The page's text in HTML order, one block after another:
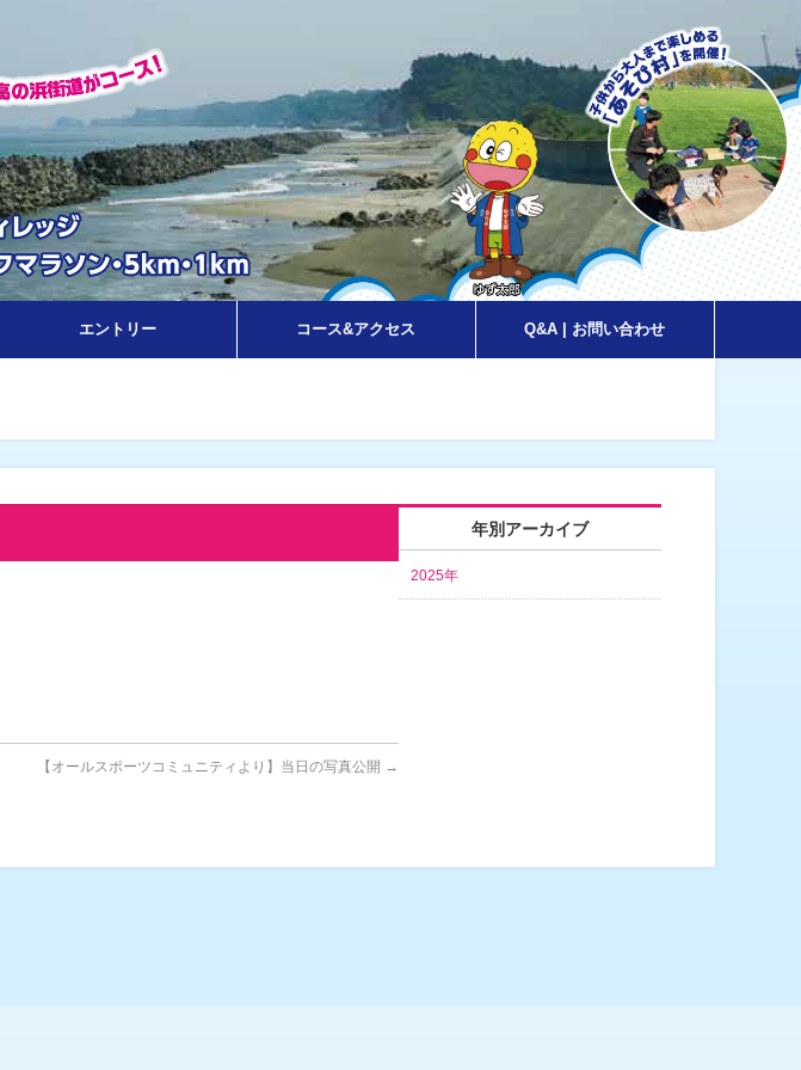
エントリー コース&アクセス Q&A | お問い合わせ
【オールスポーツコミュニティより】当日の写真公開 →
年別アーカイブ
2025年